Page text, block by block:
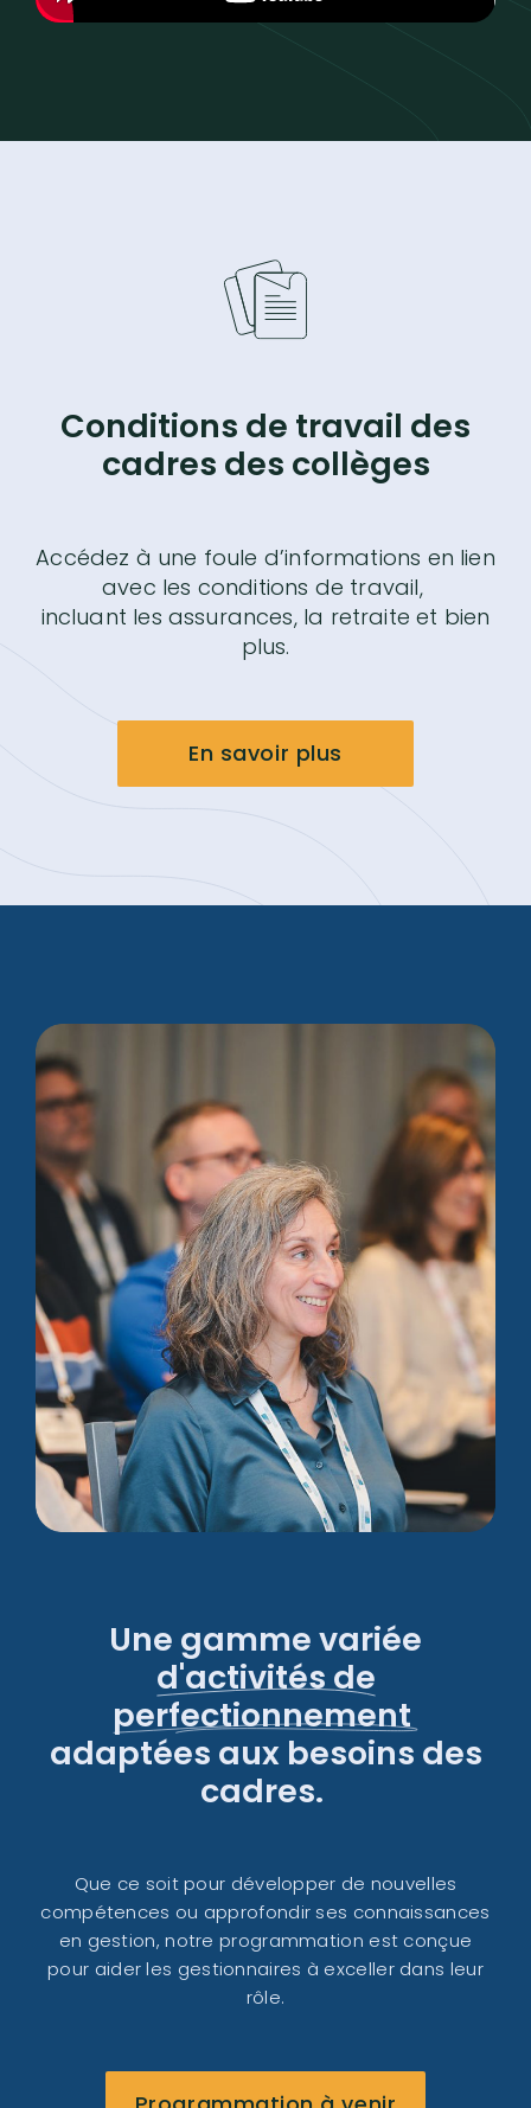
Conditions de travail des
cadres des collèges
Accédez à une foule d’informations en lien
avec les conditions de travail,
incluant les assurances, la retraite et bien
plus.
En savoir plus
Une gamme variée
d'activités de
perfectionnement
adaptées aux besoins des
cadres.
Que ce soit pour développer de nouvelles
compétences ou approfondir ses connaissances
en gestion, notre programmation est conçue
pour aider les gestionnaires à exceller dans leur
rôle.